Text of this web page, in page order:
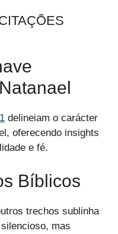
delineiam o carácter
oferecendo insights
e fé.
Bíblicos
trechos sublinha
mas